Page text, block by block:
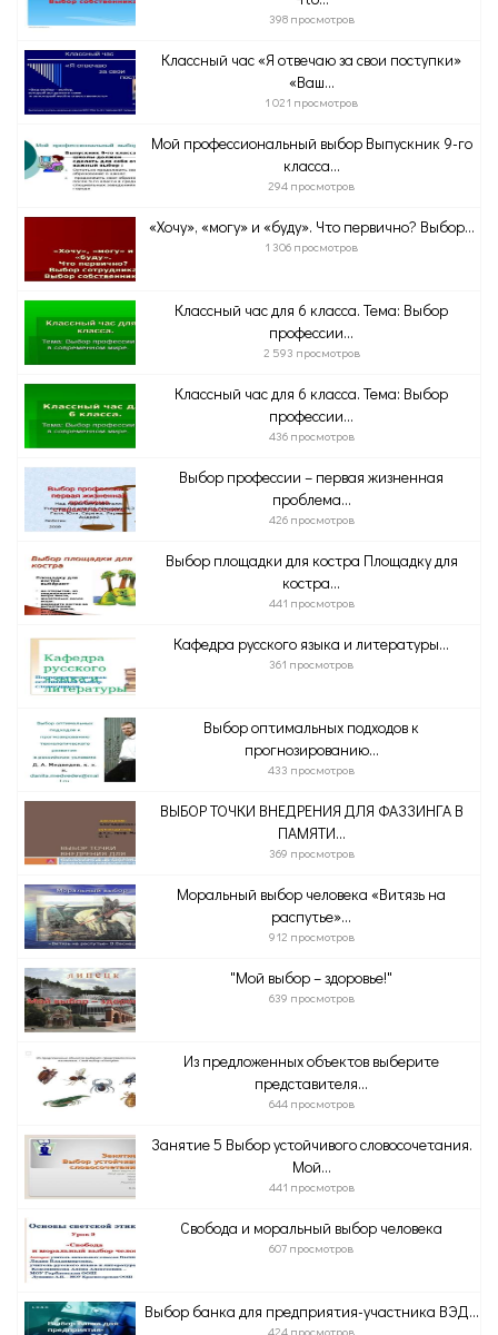
398 просмотров
Классный час «Я отвечаю за свои поступки»
«Ваш...
1 021 просмотров
Мой профессиональный выбор Выпускник 9-го
класса...
294 просмотров
«Хочу», «могу» и «буду». Что первично? Выбор...
1 306 просмотров
Классный час для 6 класса. Тема: Выбор
профессии...
2 593 просмотров
Классный час для 6 класса. Тема: Выбор
профессии...
436 просмотров
Выбор профессии – первая жизненная
проблема...
426 просмотров
Выбор площадки для костра Площадку для
костра...
441 просмотров
Кафедра русского языка и литературы...
361 просмотров
Выбор оптимальных подходов к
прогнозированию...
433 просмотров
ВЫБОР ТОЧКИ ВНЕДРЕНИЯ ДЛЯ ФАЗЗИНГА В
ПАМЯТИ...
369 просмотров
Моральный выбор человека «Витязь на
распутье»...
912 просмотров
"Мой выбор – здоровье!"
639 просмотров
Из предложенных объектов выберите
представителя...
644 просмотров
Занятие 5 Выбор устойчивого словосочетания.
Мой...
441 просмотров
Свобода и моральный выбор человека
607 просмотров
Выбор банка для предприятия-участника ВЭД...
424 просмотров